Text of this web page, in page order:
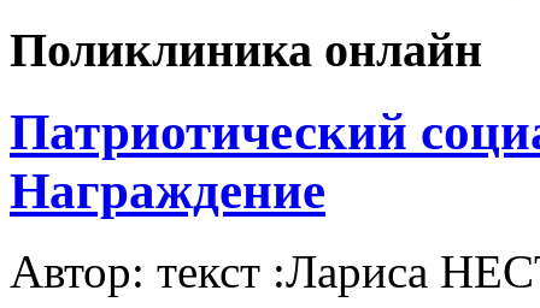
Поликлиника онлайн
Патриотический
Награждение
Автор: текст :Лариса